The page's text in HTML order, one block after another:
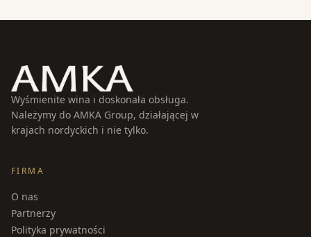
Wyśmienite wina i doskonała obsługa.
Należymy do AMKA Group, działającej w
krajach nordyckich i nie tylko.
FIRMA
O nas
Partnerzy
Polityka prywatności